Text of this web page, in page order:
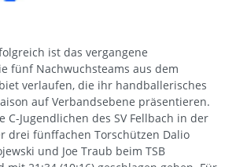
ist das vergangene
fünf Nachwuchsteams aus dem
verlaufen, die ihr handballerisches
auf Verbandsebene präsentieren.
C-Jugendlichen des SV Fellbach in der
drei fünffachen Torschützen Dalio
und Joe Traub beim TSB